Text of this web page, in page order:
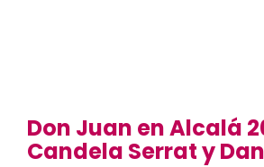
Don Juan en Alcalá
Candela Serrat y